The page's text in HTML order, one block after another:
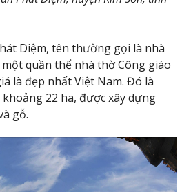
Diệm, tên thường gọi là nhà
quần thể nhà thờ Công giáo
là đẹp nhất Việt Nam. Đó là
22 ha, được xây dựng
gỗ.